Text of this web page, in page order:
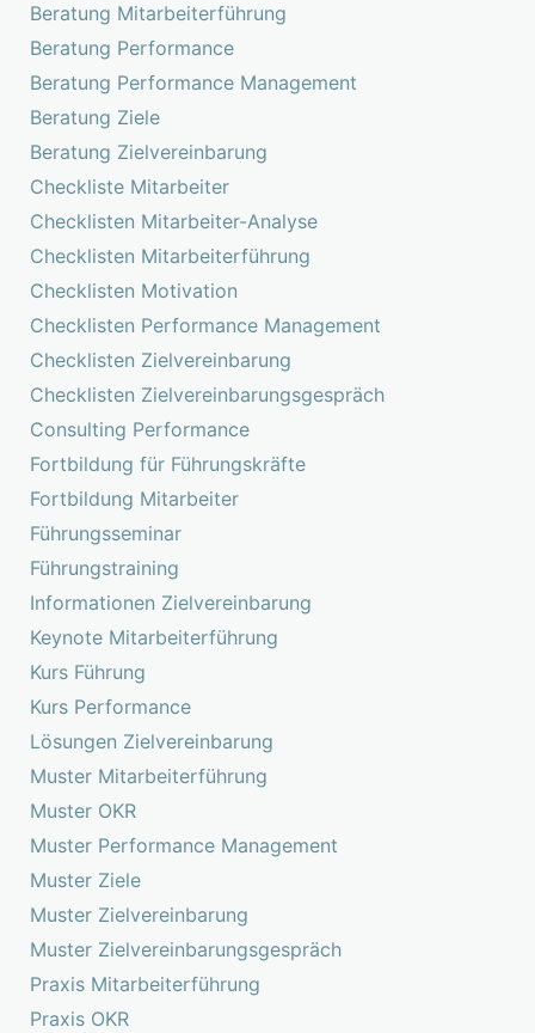
Beratung Mitarbeiterführung
Beratung Performance
Beratung Performance Management
Beratung Ziele
Beratung Zielvereinbarung
Checkliste Mitarbeiter
Checklisten Mitarbeiter-Analyse
Checklisten Mitarbeiterführung
Checklisten Motivation
Checklisten Performance Management
Checklisten Zielvereinbarung
Checklisten Zielvereinbarungsgespräch
Consulting Performance
Fortbildung für Führungskräfte
Fortbildung Mitarbeiter
Führungsseminar
Führungstraining
Informationen Zielvereinbarung
Keynote Mitarbeiterführung
Kurs Führung
Kurs Performance
Lösungen Zielvereinbarung
Muster Mitarbeiterführung
Muster OKR
Muster Performance Management
Muster Ziele
Muster Zielvereinbarung
Muster Zielvereinbarungsgespräch
Praxis Mitarbeiterführung
Praxis OKR